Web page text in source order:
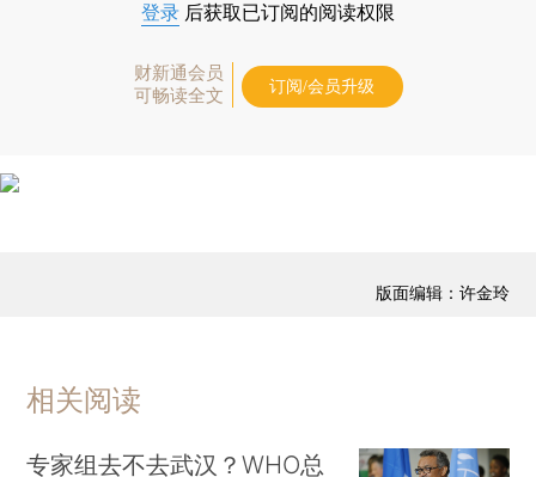
登录 后获取已订阅的阅读权限
财新通会员
可畅读全文
订阅/会员升级
版面编辑：许金玲
相关阅读
专家组去不去武汉？WHO总